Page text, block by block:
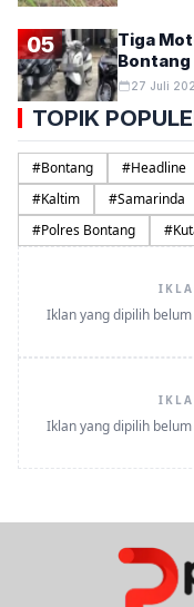
05
Tiga
Bontang
27 Juli
TOPIK
#Bontang #Headline
#Kaltim #Samarinda
#Polres Bontang #
Iklan yang dipilih
Iklan yang dipilih